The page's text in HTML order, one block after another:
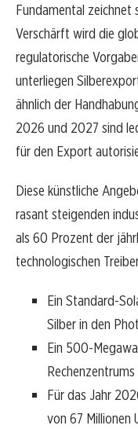
Fundamental zeichnet
Verschärft wird die
regulatorische
unterliegen
ähnlich der
2026 und 2027 sind
für den Export
Diese künstliche
rasant steigenden
als 60 Prozent der
technologischen
Ein Standard-
Silber in den
Ein 500-
Für das Jahr
von 67 Millionen